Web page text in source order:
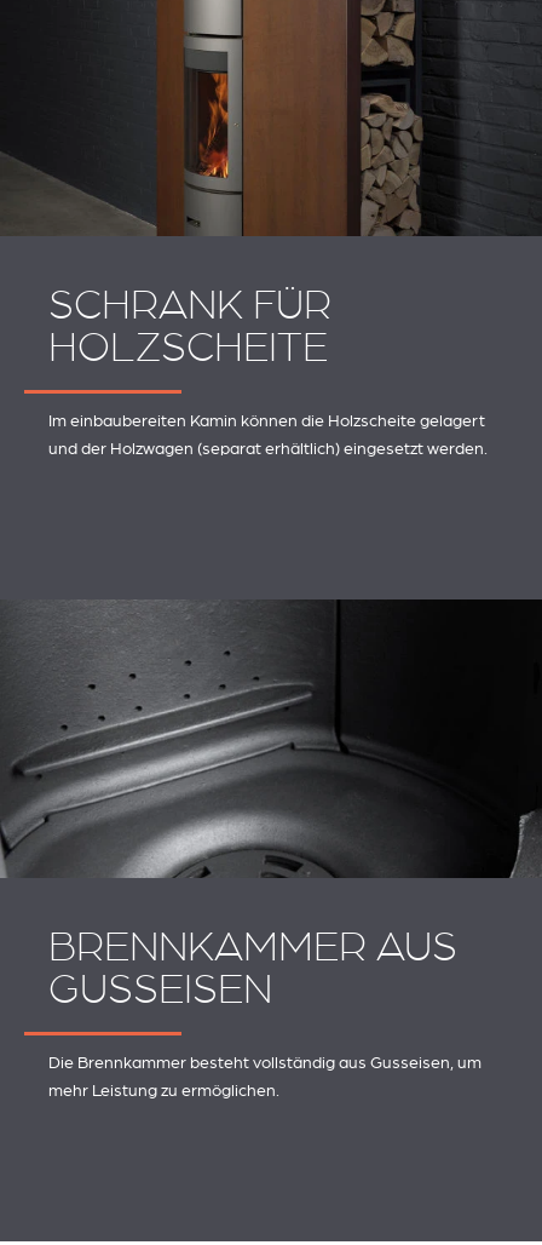
SCHRANK FÜR
HOLZSCHEITE
Im einbaubereiten Kamin können die Holzscheite gelagert
und der Holzwagen (separat erhältlich) eingesetzt werden.
BRENNKAMMER AUS
GUSSEISEN
Die Brennkammer besteht vollständig aus Gusseisen, um
mehr Leistung zu ermöglichen.